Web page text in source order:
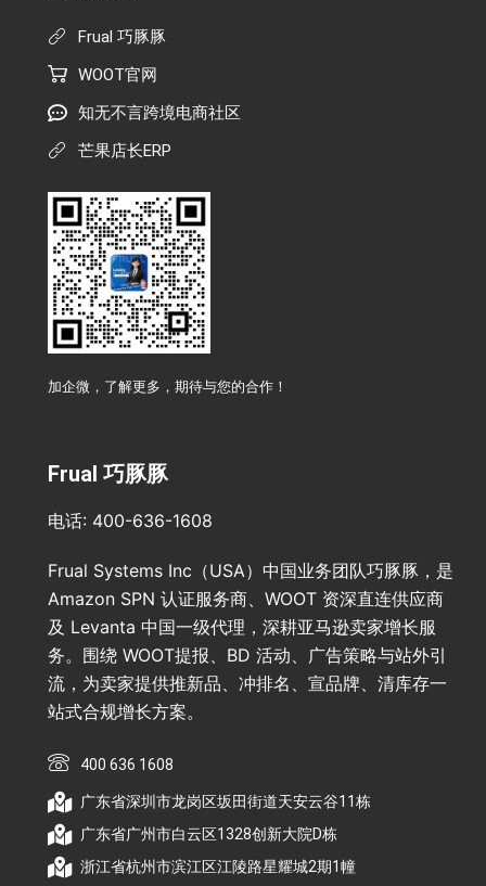
Frual 巧豚豚
WOOT官网
知无不言跨境电商社区
芒果店长ERP
加企微，了解更多，期待与您的合作！
Frual 巧豚豚
电话: 400-636-1608
Frual Systems Inc（USA）中国业务团队巧豚豚，是
Amazon SPN 认证服务商、WOOT 资深直连供应商
及 Levanta 中国一级代理，深耕亚马逊卖家增长服
务。围绕 WOOT提报、BD 活动、广告策略与站外引
流，为卖家提供推新品、冲排名、宣品牌、清库存一
站式合规增长方案。
400 636 1608
广东省深圳市龙岗区坂田街道天安云谷11栋
广东省广州市白云区1328创新大院D栋
浙江省杭州市滨江区江陵路星耀城2期1幢